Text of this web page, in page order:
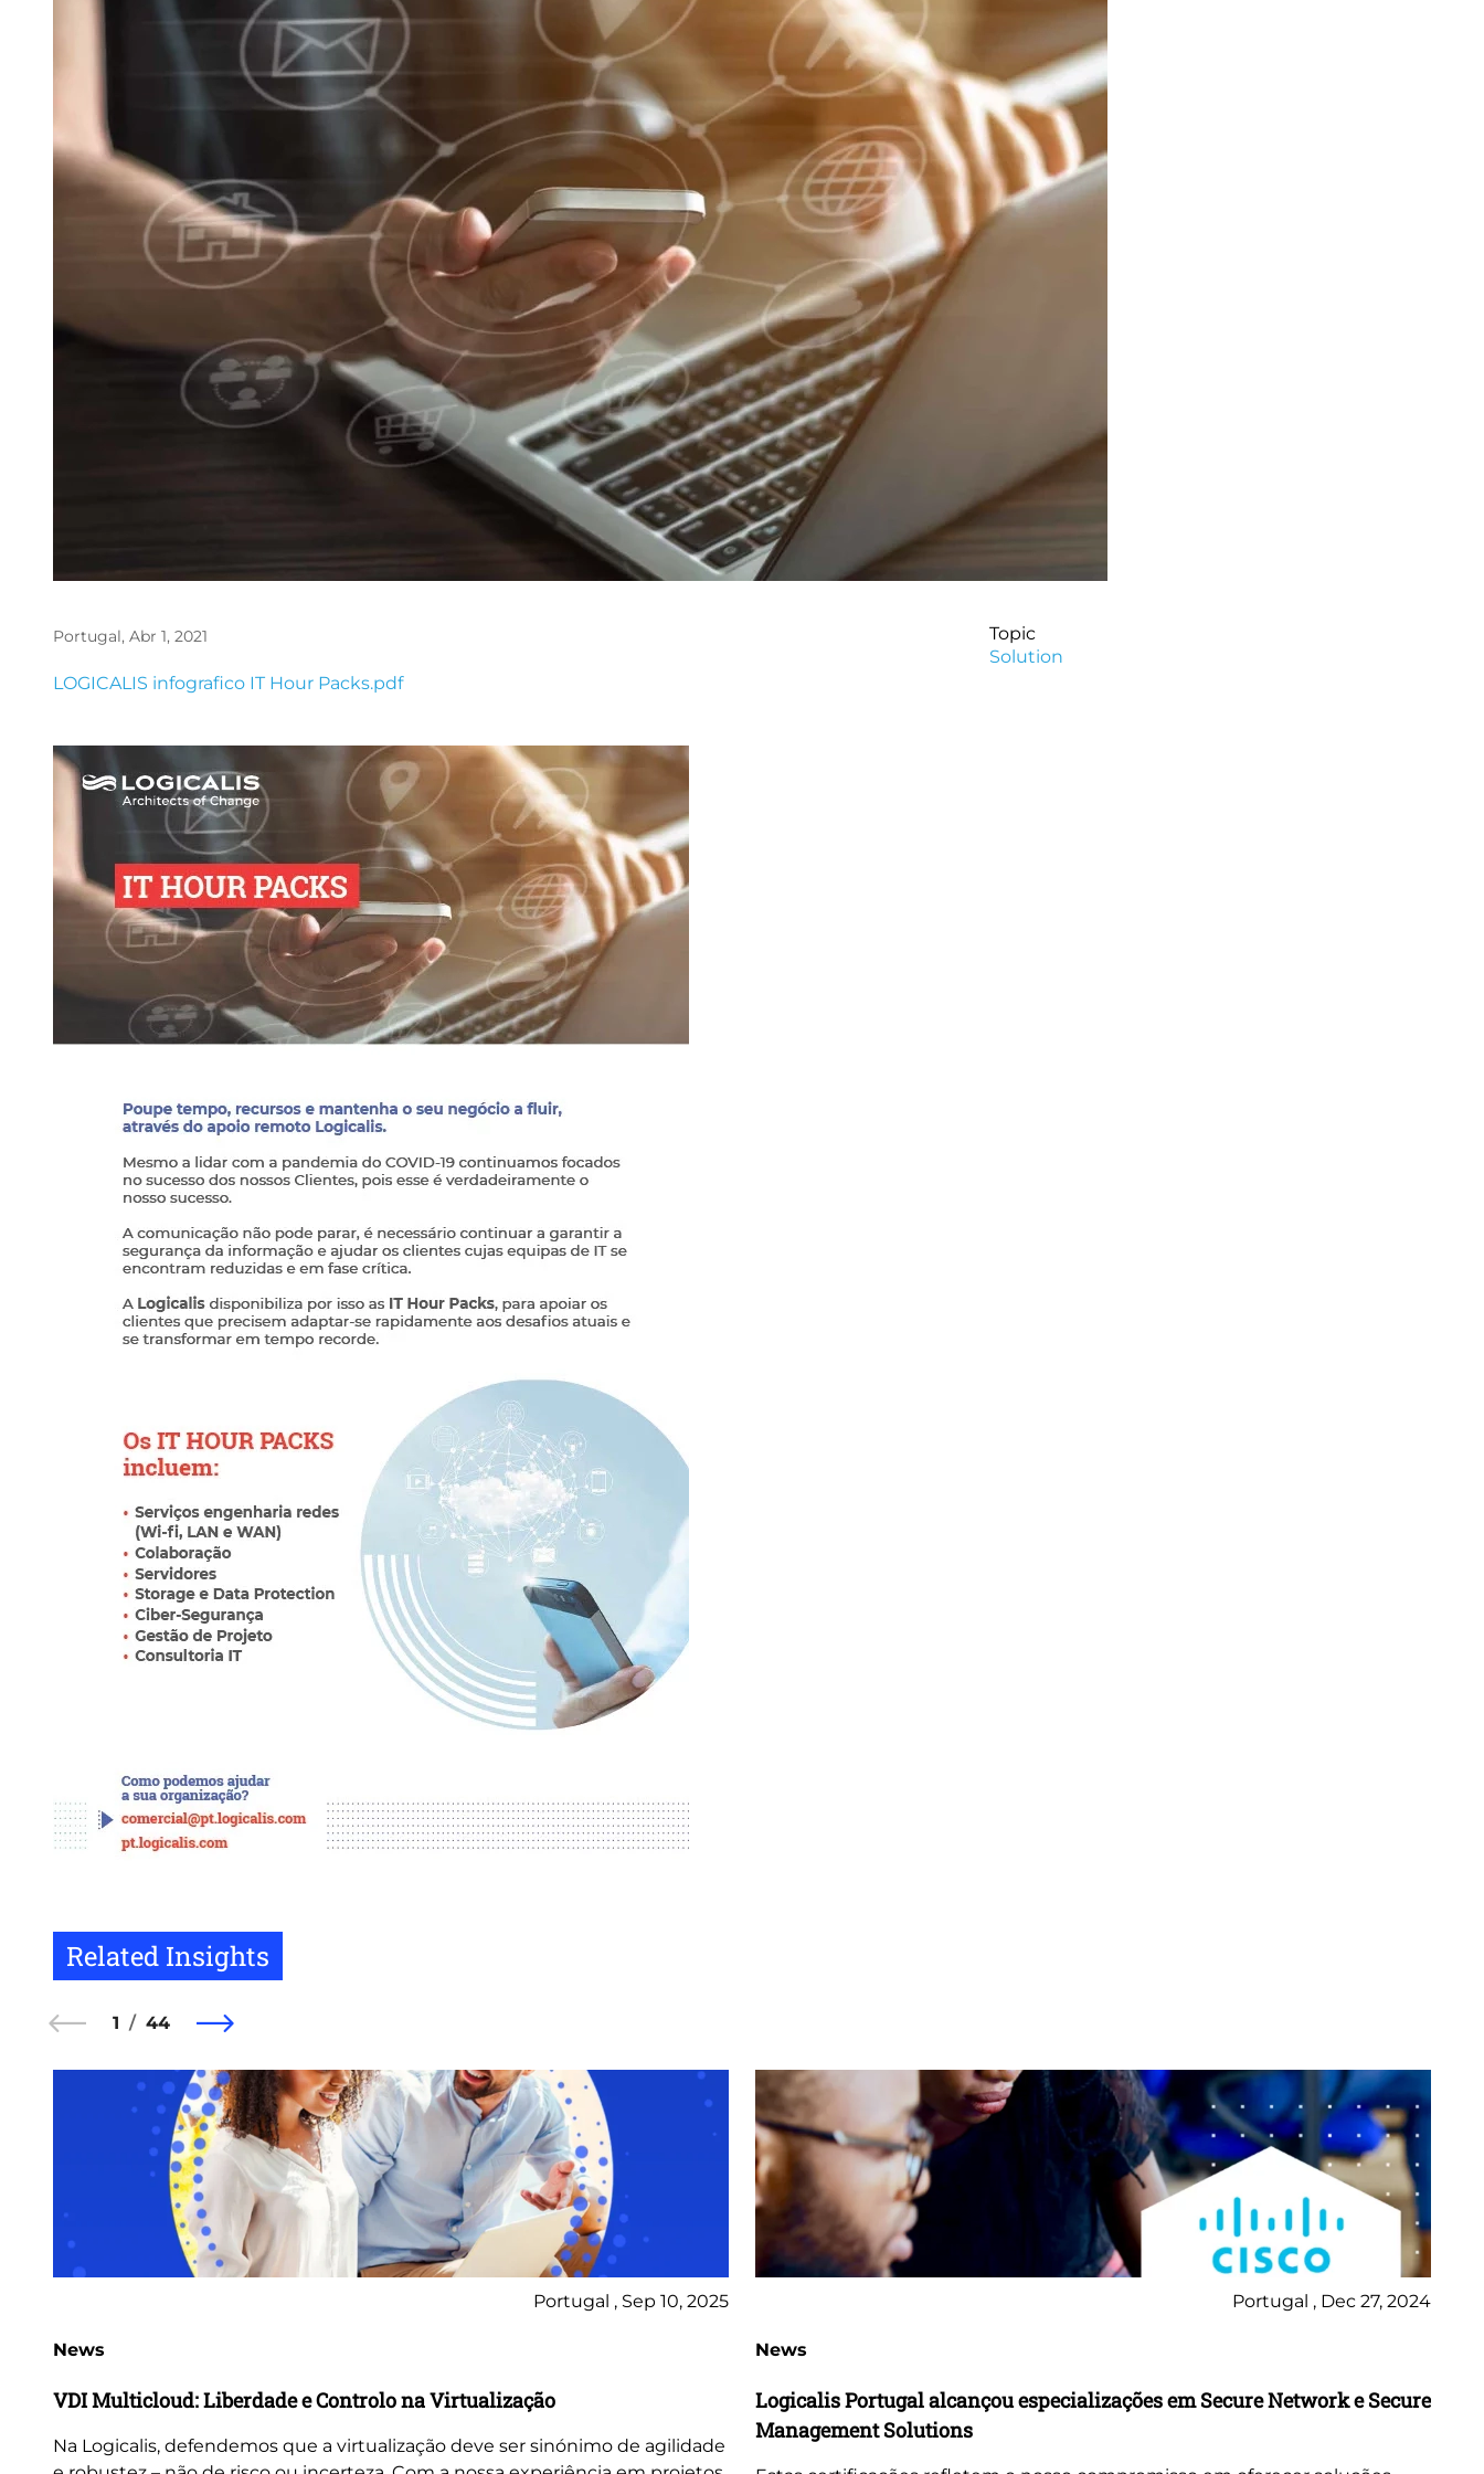
Portugal, Abr 1, 2021
File
LOGICALIS infografico IT Hour Packs.pdf
Image
Topic
Solution
Related Insights
1 44
Portugal , Sep 10, 2025
News
VDI Multicloud: Liberdade e Controlo na Virtualização
Na Logicalis, defendemos que a virtualização deve ser sinónimo de agilidade
Portugal , Dec 27, 2024
News
Logicalis Portugal alcançou especializações em Secure Network e Secure
Management Solutions